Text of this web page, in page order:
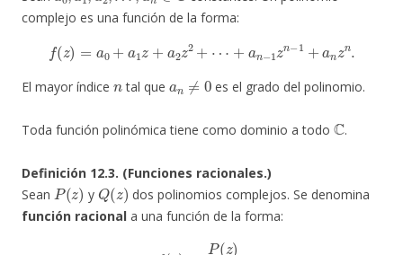
complejo es una función de la forma:
(z + a 2+ ⋯ n −1+a n
El mayor índice tal que
0
es el grado del polinomio.
Toda función polinómica tiene como dominio a todo
C
.
Definición 12.3. (Funciones racionales.)
Sean
P(z)
y
Q(z )
dos polinomios complejos. Se denomina
función racional a una función de la forma:
)Q(z